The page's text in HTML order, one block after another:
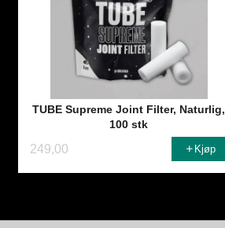
TUBE Supreme Joint Filter, Naturlig,
100 stk
249,00 Kjøp